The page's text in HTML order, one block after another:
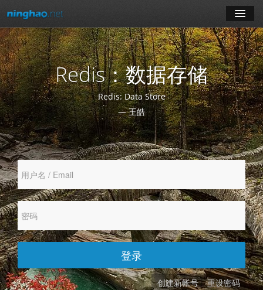
学习
博客
登录
注册
创建新帐号 重设密码
登录
Redis：数据存储
Redis: Data Store
— 王皓